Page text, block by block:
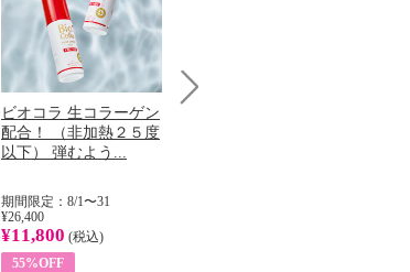
ビオコラ 生コラーゲン
配合！ （非加熱２５度
以下） 弾むよう...
期間限定：8/1〜31
¥26,400
¥11,800 (税込)
55%OFF